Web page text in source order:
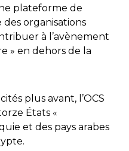
plateforme de
organisations
à l’avènement
» en dehors de la
plus avant, l’OCS
États «
et des pays arabes